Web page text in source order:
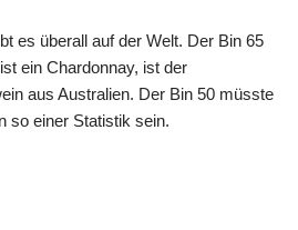
es überall auf der Welt. Der Bin 65
ein Chardonnay, ist der
aus Australien. Der Bin 50 müsste
so einer Statistik sein.